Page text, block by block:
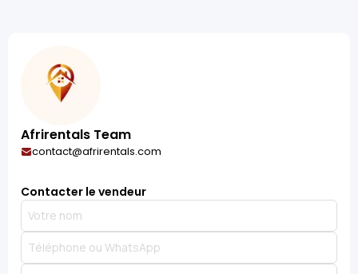
Afrirentals Team
contact@afrirentals.com
Contacter le vendeur